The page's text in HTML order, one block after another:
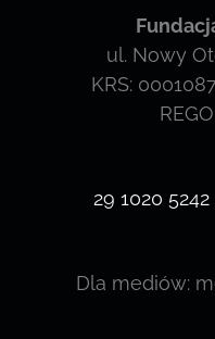
ul. Nowy
KRS:
29 1020
Dla mediów: